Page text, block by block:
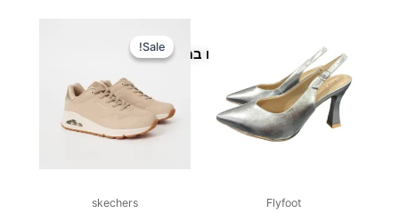
פריטים נוספים במיוחד בשבילך
Flyfoot
Sale!
Sale!
skechers
400 ₪.
259 ₪.